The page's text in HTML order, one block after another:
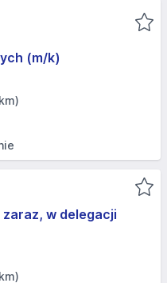
(m/k)
w delegacji